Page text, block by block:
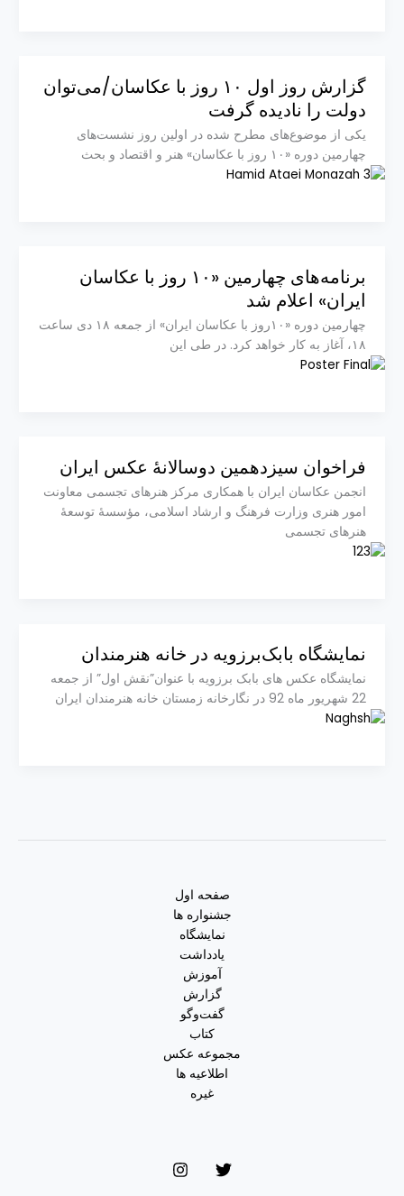
گزارش روز اول ۱۰ روز با عکاسان/می‌توان
دولت را نادیده گرفت
یکی از موضوع‌های مطرح شده در اولین روز نشست‌های
چهارمین دوره «۱۰ روز با عکاسان» هنر و اقتصاد و بحث
برنامه‌های چهارمین «۱۰ روز با عکاسان
ایران» اعلام شد
چهارمین دوره «۱۰روز با عکاسان ایران» از جمعه ۱۸ دی ساعت
۱۸، آغاز به کار خواهد کرد. در طی این
فراخوان سیزدهمین دوسالانهٔ عکس ایران
انجمن عکاسان ایران با همکاری مرکز هنرهای تجسمی معاونت
امور هنری وزارت فرهنگ و ارشاد اسلامی، مؤسسهٔ توسعهٔ
هنرهای تجسمی
نمایشگاه بابک‌برزویه در خانه هنرمندان
نمایشگاه عکس های بابک برزویه با عنوان”نقش اول” از جمعه
22 شهریور ماه 92 در نگارخانه زمستان خانه هنرمندان ایران
صفحه اول
جشنواره ها
نمایشگاه
یادداشت
آموزش
گزارش
گفت‌وگو
کتاب
مجموعه عکس
اطلاعیه ها
غیره